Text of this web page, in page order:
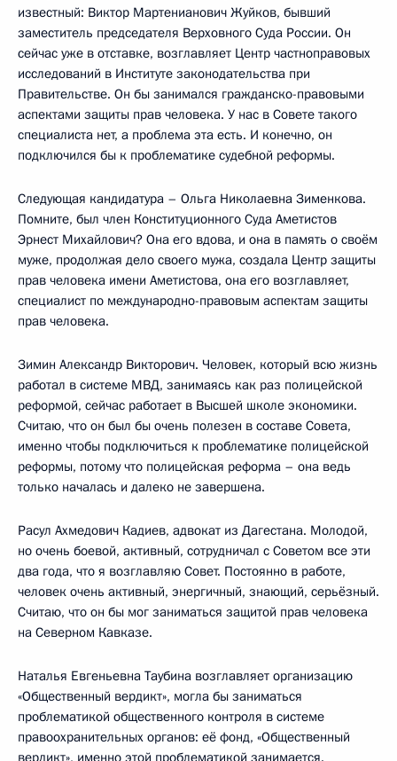
известный: Виктор Мартенианович Жуйков, бывший
заместитель председателя Верховного Суда России. Он
сейчас уже в отставке, возглавляет Центр частноправовых
исследований в Институте законодательства при
Правительстве. Он бы занимался гражданско-правовыми
аспектами защиты прав человека. У нас в Совете такого
специалиста нет, а проблема эта есть. И конечно, он
подключился бы к проблематике судебной реформы.
Следующая кандидатура – Ольга Николаевна Зименкова.
Помните, был член Конституционного Суда Аметистов
Эрнест Михайлович? Она его вдова, и она в память о своём
муже, продолжая дело своего мужа, создала Центр защиты
прав человека имени Аметистова, она его возглавляет,
специалист по международно-правовым аспектам защиты
прав человека.
Зимин Александр Викторович. Человек, который всю жизнь
работал в системе МВД, занимаясь как раз полицейской
реформой, сейчас работает в Высшей школе экономики.
Считаю, что он был бы очень полезен в составе Совета,
именно чтобы подключиться к проблематике полицейской
реформы, потому что полицейская реформа – она ведь
только началась и далеко не завершена.
Расул Ахмедович Кадиев, адвокат из Дагестана. Молодой,
но очень боевой, активный, сотрудничал с Советом все эти
два года, что я возглавляю Совет. Постоянно в работе,
человек очень активный, энергичный, знающий, серьёзный.
Считаю, что он бы мог заниматься защитой прав человека
на Северном Кавказе.
Наталья Евгеньевна Таубина возглавляет организацию
«Общественный вердикт», могла бы заниматься
проблематикой общественного контроля в системе
правоохранительных органов: её фонд, «Общественный